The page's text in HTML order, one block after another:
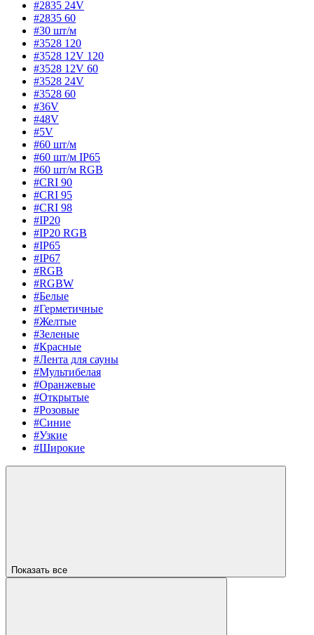
#2835 24V
#2835 60
#30 шт/м
#3528 120
#3528 12V 120
#3528 12V 60
#3528 24V
#3528 60
#36V
#48V
#5V
#60 шт/м
#60 шт/м IP65
#60 шт/м RGB
#CRI 90
#CRI 95
#CRI 98
#IP20
#IP20 RGB
#IP65
#IP67
#RGB
#RGBW
#Белые
#Герметичные
#Желтые
#Зеленые
#Красные
#Лента для сауны
#Мультибелая
#Оранжевые
#Открытые
#Розовые
#Синие
#Узкие
#Широкие
Показать все